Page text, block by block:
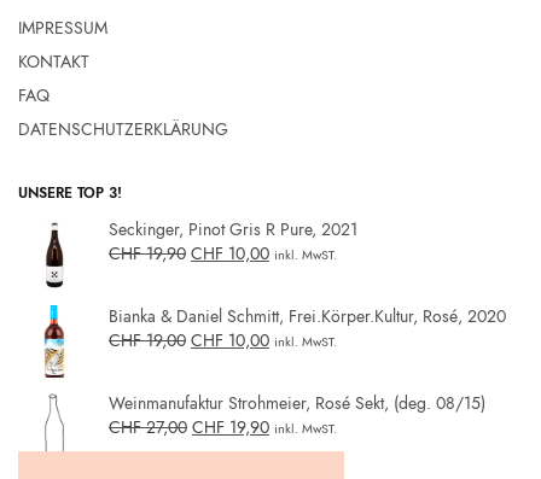
IMPRESSUM
KONTAKT
FAQ
DATENSCHUTZERKLÄRUNG
UNSERE TOP 3!
Seckinger, Pinot Gris R Pure, 2021
CHF19,90 CHF 10,00 inkl. MwST.
Bianka & Daniel Schmitt, Frei.Körper.Kultur, Rosé, 2020
CHF19,00 CHF 10,00 inkl. MwST.
Weinmanufaktur Strohmeier, Rosé Sekt, (deg. 08/15)
CHF27,00 CHF 19,90 inkl. MwST.